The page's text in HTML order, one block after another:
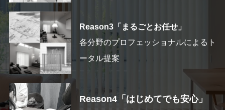
Reason3「まるごとお任せ」
各分野のプロフェッショナルによるト
ータル提案
Reason4「はじめてでも安心」